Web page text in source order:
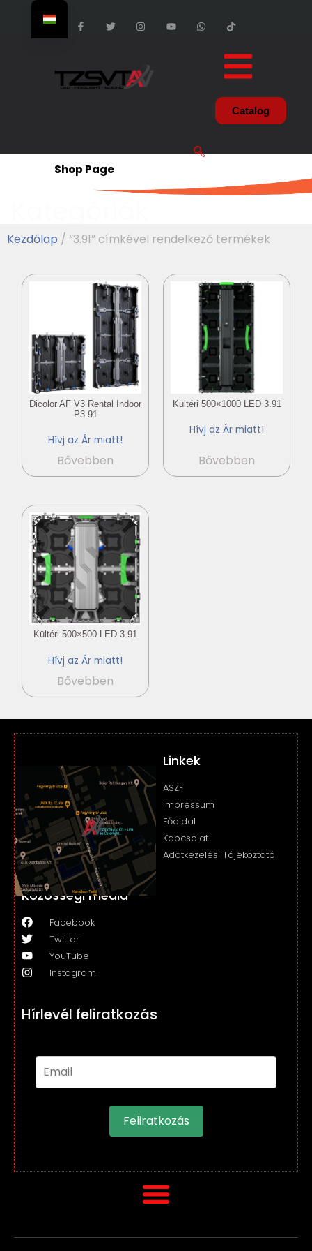
Catalog
Shop Page
Kezdőlap / “3.91” címkével rendelkező termékek
Dicolor AF V3 Rental Indoor
P3.91
Hívj az Ár miatt!
Bővebben
Kültéri 500×1000 LED 3.91
Hívj az Ár miatt!
Bővebben
Kültéri 500×500 LED 3.91
Hívj az Ár miatt!
Bővebben
Linkek
ASZF
Impressum
Főoldal
Kapcsolat
Adatkezelési Tájékoztató
Közösségi média
Facebook
Twitter
YouTube
Instagram
Hírlevél feliratkozás
Feliratkozás